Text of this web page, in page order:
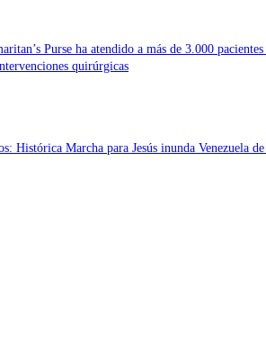
Purse ha atendido a más de 3.000
quirúrgicas
Histórica Marcha para Jesús inunda Venezuela